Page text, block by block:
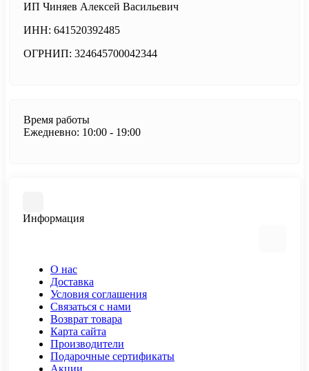
ИП Чиняев Алексей Васильевич
ИНН: 641520392485
ОГРНИП: 324645700042344
Время работы
Ежедневно: 10:00 - 19:00
Информация
О нас
Доставка
Условия соглашения
Связаться с нами
Возврат товара
Карта сайта
Производители
Подарочные сертификаты